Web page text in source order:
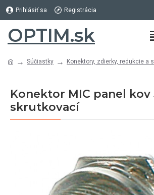
Prihlásiť sa Registrácia
OPTIM.sk
Súčiastky Konektory, zdierky, redukcie a
Konektor MIC panel kov
skrutkovací